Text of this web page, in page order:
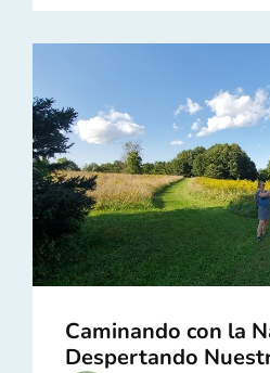
Caminando con la
Despertando